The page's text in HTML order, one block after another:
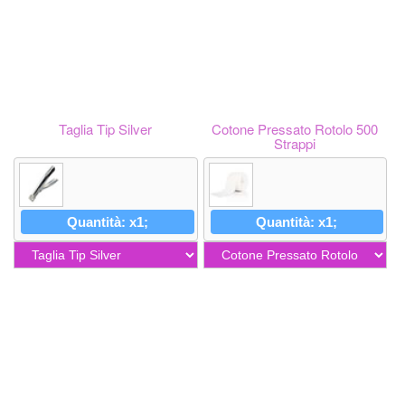
Taglia Tip Silver
Quantità: x1;
Cotone Pressato Rotolo 500
Strappi
Quantità: x1;